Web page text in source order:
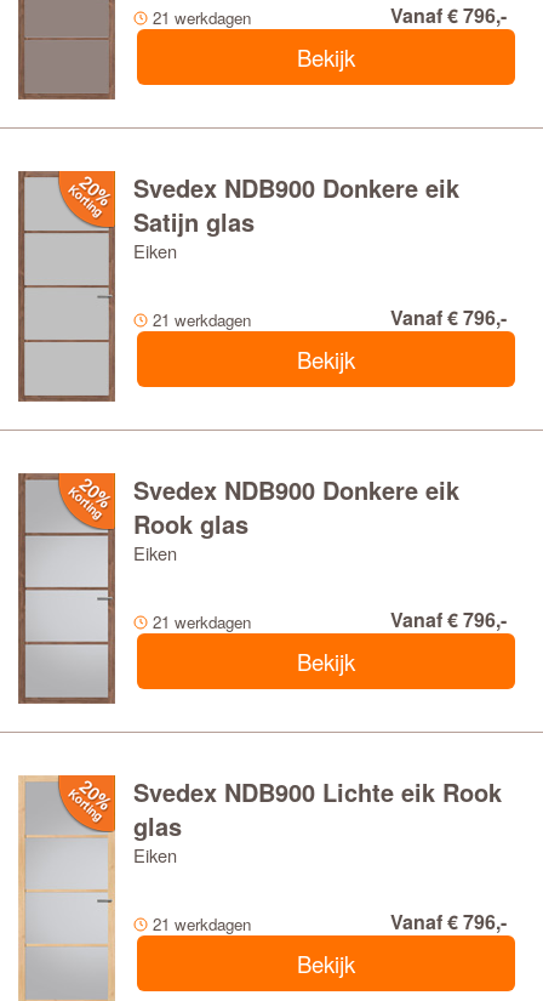
21 werkdagen Vanaf € 796,-
Bekijk
Svedex NDB900 Donkere eik
Satijn glas
Eiken
21 werkdagen Vanaf € 796,-
Bekijk
Svedex NDB900 Donkere eik
Rook glas
Eiken
21 werkdagen Vanaf € 796,-
Bekijk
Svedex NDB900 Lichte eik Rook
glas
Eiken
21 werkdagen Vanaf € 796,-
Bekijk